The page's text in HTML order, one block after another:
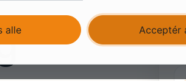
alle Acceptér